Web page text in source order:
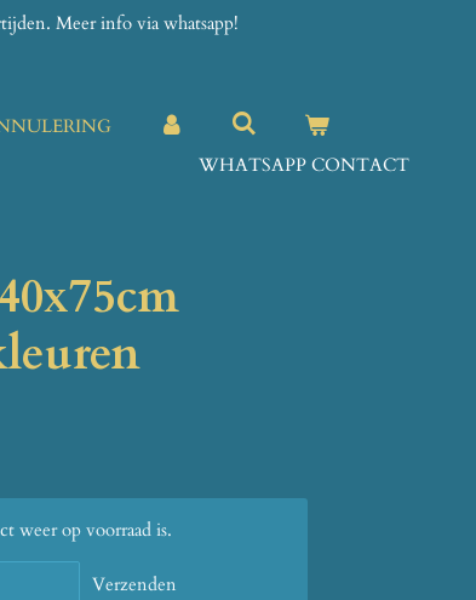
Meer info via whatsapp!
WHATSAPP CONTACT
weer op voorraad is.
Verzenden